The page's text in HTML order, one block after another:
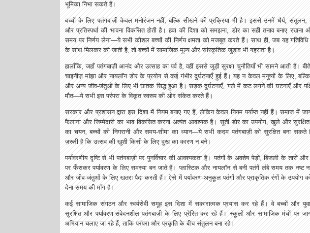
भूमिका निभा सकते हैं।
बच्चों के लिए पतंगबाज़ी केवल मनोरंजन नहीं, बल्कि सीखने की प्रक्रिया भी है। इससे उनमें धैर्य, संतुलन,
और प्रतिस्पर्धा की भावना विकसित होती है। हवा की दिशा को समझना, डोर का सही तनाव बनाए रखना
समय पर निर्णय लेना—ये सभी कौशल बच्चों की निर्णय क्षमता को मजबूत करते हैं। साथ ही, जब यह गतिविधि
के साथ मिलकर की जाती है, तो बच्चों में सामाजिक मूल्य और सांस्कृतिक जुड़ाव भी गहराता है।
हालाँकि, जहाँ पतंगबाज़ी आनंद और उत्साह का पर्व है, वहीं इससे जुड़ी सुरक्षा चुनौतियाँ भी सामने आती हैं। बीते
चाइनीज़ मांझा और नायलॉन डोर के प्रयोग से कई गंभीर दुर्घटनाएँ हुई हैं। यह न केवल मनुष्यों के लिए, बल्कि
और अन्य जीव-जंतुओं के लिए भी घातक सिद्ध हुआ है। सड़क दुर्घटनाएँ, गले में कट लगने की घटनाएँ और
मौत—ये सभी इस परंपरा के विकृत स्वरूप की ओर संकेत करते हैं।
सरकार और प्रशासन द्वारा इस दिशा में नियम बनाए गए हैं, लेकिन केवल नियम पर्याप्त नहीं हैं। समाज में
फैलाना और जिम्मेदारी का भाव विकसित करना अत्यंत आवश्यक है। सूती डोर का उपयोग, खुले और सुरक्षित
का चयन, बच्चों की निगरानी और समय-सीमा का ध्यान—ये सभी कदम पतंगबाज़ी को सुरक्षित बना सकते
ज़रूरी है कि उत्सव की खुशी किसी के लिए दुख का कारण न बने।
पर्यावरणीय दृष्टि से भी पतंगबाज़ी पर पुनर्विचार की आवश्यकता है। पतंगों के अवशेष पेड़ों, बिजली के तारों
पर फँसकर पर्यावरण के लिए समस्या बन जाते हैं। प्लास्टिक और नायलॉन से बनी पतंगें लंबे समय तक नष्ट
और जीव-जंतुओं के लिए खतरा पैदा करती हैं। ऐसे में पर्यावरण-अनुकूल पतंगों और प्राकृतिक रंगों के उपयोग को
देना समय की माँग है।
कई सामाजिक संगठन और स्वयंसेवी समूह इस दिशा में सकारात्मक प्रयास कर रहे हैं। वे बच्चों और
सुरक्षित और पर्यावरण-संवेदनशील पतंगबाज़ी के लिए प्रेरित कर रहे हैं। स्कूलों और सामाजिक मंचों पर
अभियान चलाए जा रहे हैं, ताकि परंपरा और प्रकृति के बीच संतुलन बना रहे।